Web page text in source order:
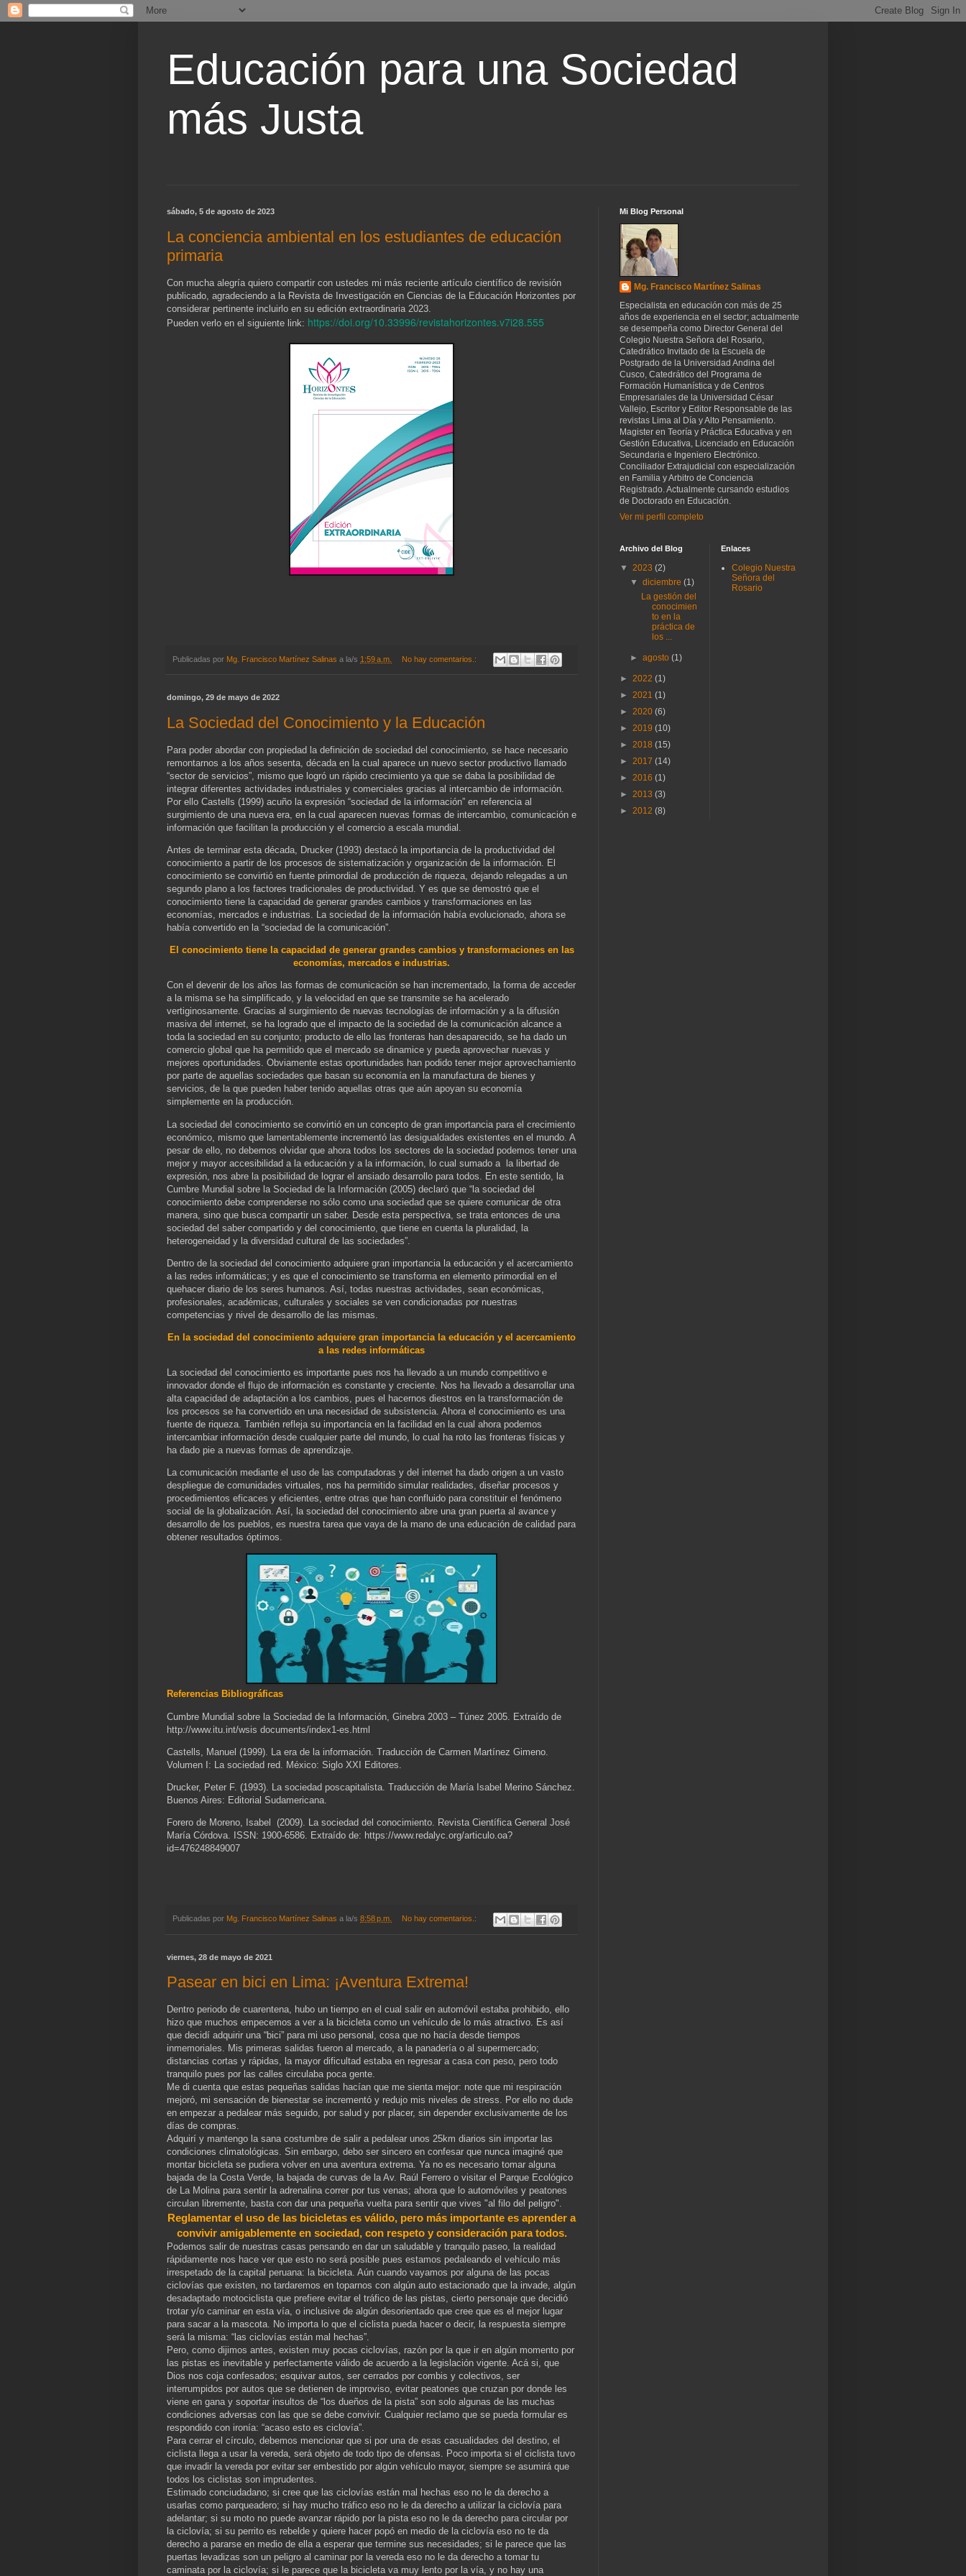
Educación para una Sociedad
más Justa
sábado, 5 de agosto de 2023
La conciencia ambiental en los estudiantes de educación
primaria
Con mucha alegría quiero compartir con ustedes mi más reciente artículo científico de revisión
publicado, agradeciendo a la Revista de Investigación en Ciencias de la Educación Horizontes por
considerar pertinente incluirlo en su edición extraordinaria 2023.
Pueden verlo en el siguiente link: https://doi.org/10.33996/revistahorizontes.v7i28.555
Publicadas por Mg. Francisco Martínez Salinas a la/s 1:59 a.m. No hay comentarios.:
domingo, 29 de mayo de 2022
La Sociedad del Conocimiento y la Educación
Para poder abordar con propiedad la definición de sociedad del conocimiento, se hace necesario
remontarnos a los años sesenta, década en la cual aparece un nuevo sector productivo llamado
“sector de servicios”, mismo que logró un rápido crecimiento ya que se daba la posibilidad de
integrar diferentes actividades industriales y comerciales gracias al intercambio de información.
Por ello Castells (1999) acuño la expresión “sociedad de la información” en referencia al
surgimiento de una nueva era, en la cual aparecen nuevas formas de intercambio, comunicación e
información que facilitan la producción y el comercio a escala mundial.
Antes de terminar esta década, Drucker (1993) destacó la importancia de la productividad del
conocimiento a partir de los procesos de sistematización y organización de la información. El
conocimiento se convirtió en fuente primordial de producción de riqueza, dejando relegadas a un
segundo plano a los factores tradicionales de productividad. Y es que se demostró que el
conocimiento tiene la capacidad de generar grandes cambios y transformaciones en las
economías, mercados e industrias. La sociedad de la información había evolucionado, ahora se
había convertido en la “sociedad de la comunicación”.
El conocimiento tiene la capacidad de generar grandes cambios y transformaciones en las
economías, mercados e industrias.
Con el devenir de los años las formas de comunicación se han incrementado, la forma de acceder
a la misma se ha simplificado, y la velocidad en que se transmite se ha acelerado
vertiginosamente. Gracias al surgimiento de nuevas tecnologías de información y a la difusión
masiva del internet, se ha logrado que el impacto de la sociedad de la comunicación alcance a
toda la sociedad en su conjunto; producto de ello las fronteras han desaparecido, se ha dado un
comercio global que ha permitido que el mercado se dinamice y pueda aprovechar nuevas y
mejores oportunidades. Obviamente estas oportunidades han podido tener mejor aprovechamiento
por parte de aquellas sociedades que basan su economía en la manufactura de bienes y
servicios, de la que pueden haber tenido aquellas otras que aún apoyan su economía
simplemente en la producción.
La sociedad del conocimiento se convirtió en un concepto de gran importancia para el crecimiento
económico, mismo que lamentablemente incrementó las desigualdades existentes en el mundo. A
pesar de ello, no debemos olvidar que ahora todos los sectores de la sociedad podemos tener una
mejor y mayor accesibilidad a la educación y a la información, lo cual sumado a la libertad de
expresión, nos abre la posibilidad de lograr el ansiado desarrollo para todos. En este sentido, la
Cumbre Mundial sobre la Sociedad de la Información (2005) declaró que “la sociedad del
conocimiento debe comprenderse no sólo como una sociedad que se quiere comunicar de otra
manera, sino que busca compartir un saber. Desde esta perspectiva, se trata entonces de una
sociedad del saber compartido y del conocimiento, que tiene en cuenta la pluralidad, la
heterogeneidad y la diversidad cultural de las sociedades”.
Dentro de la sociedad del conocimiento adquiere gran importancia la educación y el acercamiento
a las redes informáticas; y es que el conocimiento se transforma en elemento primordial en el
quehacer diario de los seres humanos. Así, todas nuestras actividades, sean económicas,
profesionales, académicas, culturales y sociales se ven condicionadas por nuestras
competencias y nivel de desarrollo de las mismas.
En la sociedad del conocimiento adquiere gran importancia la educación y el acercamiento
a las redes informáticas
La sociedad del conocimiento es importante pues nos ha llevado a un mundo competitivo e
innovador donde el flujo de información es constante y creciente. Nos ha llevado a desarrollar una
alta capacidad de adaptación a los cambios, pues el hacernos diestros en la transformación de
los procesos se ha convertido en una necesidad de subsistencia. Ahora el conocimiento es una
fuente de riqueza. También refleja su importancia en la facilidad en la cual ahora podemos
intercambiar información desde cualquier parte del mundo, lo cual ha roto las fronteras físicas y
ha dado pie a nuevas formas de aprendizaje.
La comunicación mediante el uso de las computadoras y del internet ha dado origen a un vasto
despliegue de comunidades virtuales, nos ha permitido simular realidades, diseñar procesos y
procedimientos eficaces y eficientes, entre otras que han confluido para constituir el fenómeno
social de la globalización. Así, la sociedad del conocimiento abre una gran puerta al avance y
desarrollo de los pueblos, es nuestra tarea que vaya de la mano de una educación de calidad para
obtener resultados óptimos.
Referencias Bibliográficas
Cumbre Mundial sobre la Sociedad de la Información, Ginebra 2003 – Túnez 2005. Extraído de
http://www.itu.int/wsis documents/index1-es.html
Castells, Manuel (1999). La era de la información. Traducción de Carmen Martínez Gimeno.
Volumen I: La sociedad red. México: Siglo XXI Editores.
Drucker, Peter F. (1993). La sociedad poscapitalista. Traducción de María Isabel Merino Sánchez.
Buenos Aires: Editorial Sudamericana.
Forero de Moreno, Isabel (2009). La sociedad del conocimiento. Revista Científica General José
María Córdova. ISSN: 1900-6586. Extraído de: https://www.redalyc.org/articulo.oa?
id=476248849007
Publicadas por Mg. Francisco Martínez Salinas a la/s 8:58 p.m. No hay comentarios.:
viernes, 28 de mayo de 2021
Pasear en bici en Lima: ¡Aventura Extrema!
Dentro periodo de cuarentena, hubo un tiempo en el cual salir en automóvil estaba prohibido, ello
hizo que muchos empecemos a ver a la bicicleta como un vehículo de lo más atractivo. Es así
que decidí adquirir una “bici” para mi uso personal, cosa que no hacía desde tiempos
inmemoriales. Mis primeras salidas fueron al mercado, a la panadería o al supermercado;
distancias cortas y rápidas, la mayor dificultad estaba en regresar a casa con peso, pero todo
tranquilo pues por las calles circulaba poca gente.
Me di cuenta que estas pequeñas salidas hacían que me sienta mejor: note que mi respiración
mejoró, mi sensación de bienestar se incrementó y redujo mis niveles de stress. Por ello no dude
en empezar a pedalear más seguido, por salud y por placer, sin depender exclusivamente de los
días de compras.
Adquirí y mantengo la sana costumbre de salir a pedalear unos 25km diarios sin importar las
condiciones climatológicas. Sin embargo, debo ser sincero en confesar que nunca imaginé que
montar bicicleta se pudiera volver en una aventura extrema. Ya no es necesario tomar alguna
bajada de la Costa Verde, la bajada de curvas de la Av. Raúl Ferrero o visitar el Parque Ecológico
de La Molina para sentir la adrenalina correr por tus venas; ahora que lo automóviles y peatones
circulan libremente, basta con dar una pequeña vuelta para sentir que vives "al filo del peligro".
Reglamentar el uso de las bicicletas es válido, pero más importante es aprender a
convivir amigablemente en sociedad, con respeto y consideración para todos.
Podemos salir de nuestras casas pensando en dar un saludable y tranquilo paseo, la realidad
rápidamente nos hace ver que esto no será posible pues estamos pedaleando el vehículo más
irrespetado de la capital peruana: la bicicleta. Aún cuando vayamos por alguna de las pocas
ciclovías que existen, no tardaremos en toparnos con algún auto estacionado que la invade, algún
desadaptado motociclista que prefiere evitar el tráfico de las pistas, cierto personaje que decidió
trotar y/o caminar en esta vía, o inclusive de algún desorientado que cree que es el mejor lugar
para sacar a la mascota. No importa lo que el ciclista pueda hacer o decir, la respuesta siempre
será la misma: “las ciclovías están mal hechas”.
Pero, como dijimos antes, existen muy pocas ciclovías, razón por la que ir en algún momento por
las pistas es inevitable y perfectamente válido de acuerdo a la legislación vigente. Acá si, que
Dios nos coja confesados; esquivar autos, ser cerrados por combis y colectivos, ser
interrumpidos por autos que se detienen de improviso, evitar peatones que cruzan por donde les
viene en gana y soportar insultos de “los dueños de la pista” son solo algunas de las muchas
condiciones adversas con las que se debe convivir. Cualquier reclamo que se pueda formular es
respondido con ironía: “acaso esto es ciclovía”.
Para cerrar el círculo, debemos mencionar que si por una de esas casualidades del destino, el
ciclista llega a usar la vereda, será objeto de todo tipo de ofensas. Poco importa si el ciclista tuvo
que invadir la vereda por evitar ser embestido por algún vehículo mayor, siempre se asumirá que
todos los ciclistas son imprudentes.
Estimado conciudadano; si cree que las ciclovías están mal hechas eso no le da derecho a
usarlas como parqueadero; si hay mucho tráfico eso no le da derecho a utilizar la ciclovía para
adelantar; si su moto no puede avanzar rápido por la pista eso no le da derecho para circular por
la ciclovía; si su perrito es rebelde y quiere hacer popó en medio de la ciclovía eso no te da
derecho a pararse en medio de ella a esperar que termine sus necesidades; si le parece que las
puertas levadizas son un peligro al caminar por la vereda eso no le da derecho a tomar tu
caminata por la ciclovía; si le parece que la bicicleta va muy lento por la vía, y no hay una
Mi Blog Personal
Mg. Francisco Martínez Salinas
Especialista en educación con más de 25
años de experiencia en el sector; actualmente
se desempeña como Director General del
Colegio Nuestra Señora del Rosario,
Catedrático Invitado de la Escuela de
Postgrado de la Universidad Andina del
Cusco, Catedrático del Programa de
Formación Humanística y de Centros
Empresariales de la Universidad César
Vallejo, Escritor y Editor Responsable de las
revistas Lima al Día y Alto Pensamiento.
Magister en Teoría y Práctica Educativa y en
Gestión Educativa, Licenciado en Educación
Secundaria e Ingeniero Electrónico.
Conciliador Extrajudicial con especialización
en Familia y Arbitro de Conciencia
Registrado. Actualmente cursando estudios
de Doctorado en Educación.
Ver mi perfil completo
Archivo del Blog
▼ 2023 (2)
▼diciembre(1)
La gestión del
conocimien
to en la
práctica de
los ...
►agosto(1)
► 2022 (1)
► 2021 (1)
► 2020 (6)
► 2019 (10)
► 2018 (15)
► 2017 (14)
► 2016 (1)
► 2013 (3)
► 2012 (8)
Enlaces
Colegio Nuestra
Señora del
Rosario